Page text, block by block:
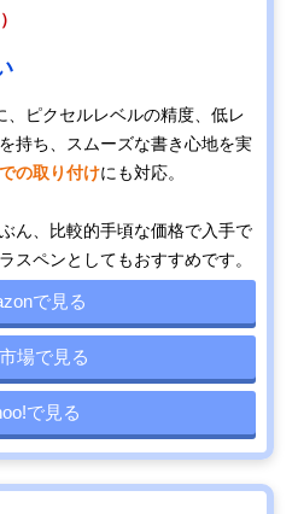
ピクセルレベルの精度、低レ
持ち、スムーズな書き心地を実
の取り付けにも対応。
ん、比較的手頃な価格で入手で
スペンとしてもおすすめです。
で見る
場で見る
で見る